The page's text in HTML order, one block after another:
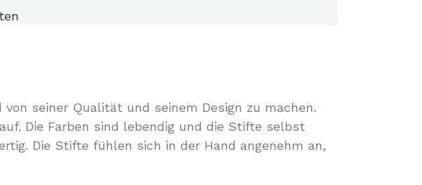
seiner Qualität und seinem Design zu machen.
Die Farben sind lebendig und die Stifte selbst
Die Stifte fühlen sich in der Hand angenehm an,